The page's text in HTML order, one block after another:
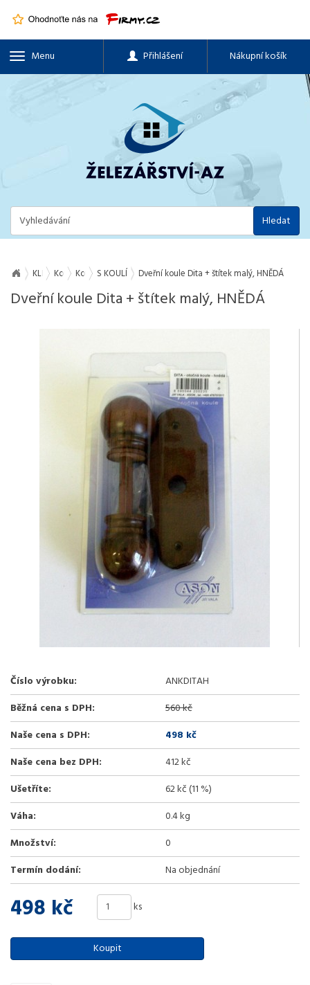
Menu Přihlášení Nákupní košík
Hledat
KLIKY, OKENNÍ A DVEŘNÍ KOVÁNÍ, PANTY
Kování dveřní
Kování dveřní dřevo
S KOULÍ Dveřní koule Dita + štítek malý, HNĚDÁ
Dveřní koule Dita + štítek malý, HNĚDÁ
Číslo výrobku:
ANKDITAH
Běžná cena s DPH:
560 kč
Naše cena s DPH:
498 kč
Naše cena bez DPH:
412 kč
Ušetříte:
62 kč (11 %)
Váha:
0.4 kg
Množství:
0
Termín dodání:
Na objednání
498 kč ks
Koupit